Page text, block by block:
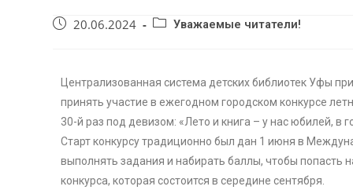
20.06.2024 Уважаемые читатели!
Централизованная система детских библиотек Уфы
принять участие в ежегодном городском конкурсе
30-й раз под девизом: «Лето и книга – у нас юбилей, в
Старт конкурсу традиционно был дан 1 июня в
выполнять задания и набирать баллы, чтобы
конкурса, которая состоится в середине сентября.